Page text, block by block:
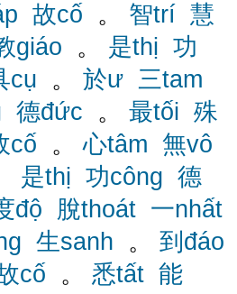
故cố 。 智trí 慧
giáo 。 是thị 功
cụ 。 於ư 三tam
德đức 。 最tối 殊
cố 。心tâm 無vô
是thị 功công 德
độ 脫thoát 一nhất
生sanh 。 到đáo
cố 。 悉tất 能